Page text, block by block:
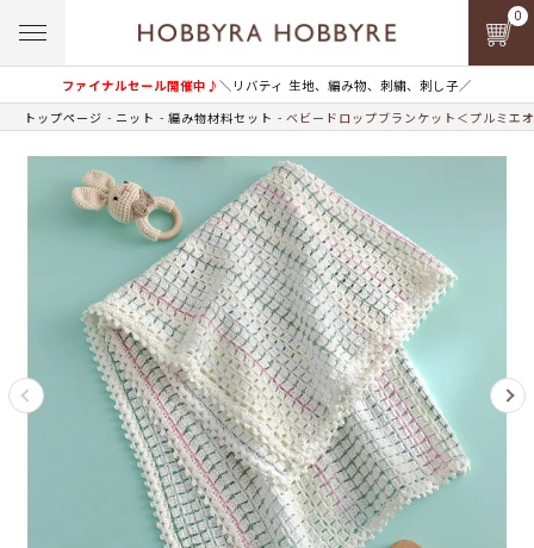
ファイナルセール開催中♪＼リバティ 生地、編み物、刺繍、刺し子／
0
トップページ ニット 編み物材料セット ベビードロップブランケット＜プルミエ